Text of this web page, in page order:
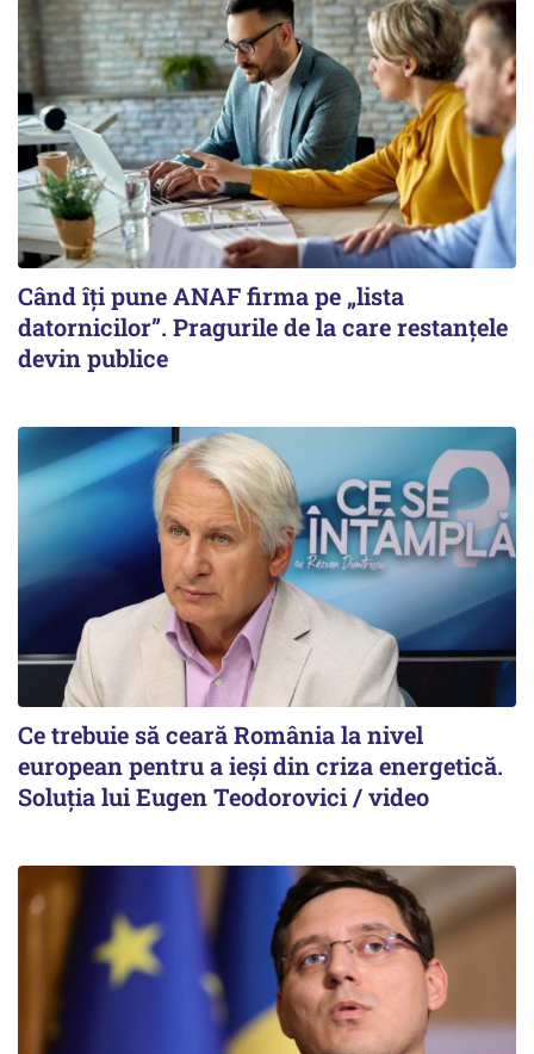
Când îți pune ANAF firma pe „lista
datornicilor”. Pragurile de la care restanțele
devin publice
Ce trebuie să ceară România la nivel
european pentru a ieși din criza energetică.
Soluția lui Eugen Teodorovici / video